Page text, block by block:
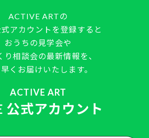
ACTIVE ARTの
アカウントを登録すると
おうちの見学会や
り相談会の最新情報を、
くお届けいたします。
ACTIVE ART
公式アカウント